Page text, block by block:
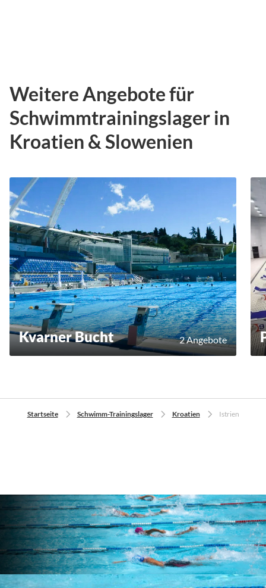
Weitere Angebote für
Schwimmtrainingslager in
Kroatien & Slowenien
Kvarner Bucht 2 Angebote
Startseite Schwimm-Trainingslager Kroatien Istrien